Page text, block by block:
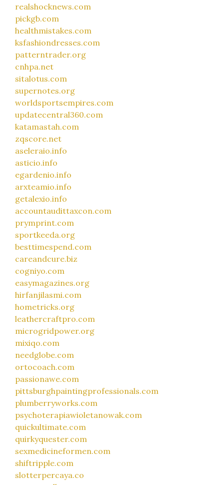
realshocknews.com
pickgb.com
healthmistakes.com
ksfashiondresses.com
patterntrader.org
cnhpa.net
sitalotus.com
supernotes.org
worldsportsempires.com
updatecentral360.com
katamastah.com
zqscore.net
aseleraio.info
asticio.info
egardenio.info
arxteamio.info
getalexio.info
accountaudittaxcon.com
prymprint.com
sportkeeda.org
besttimespend.com
careandcure.biz
cogniyo.com
easymagazines.org
hirfanjilasmi.com
hometricks.org
leathercraftpro.com
microgridpower.org
mixiqo.com
needglobe.com
ortocoach.com
passionawe.com
pittsburghpaintingprofessionals.com
plumberryworks.com
psychoterapiawioletanowak.com
quickultimate.com
quirkyquester.com
sexmedicineformen.com
shiftripple.com
slotterpercaya.co